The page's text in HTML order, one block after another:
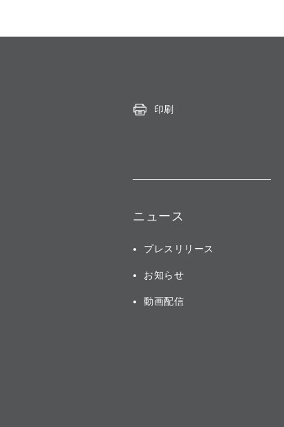
印刷
ニュース
プレスリリース
お知らせ
動画配信